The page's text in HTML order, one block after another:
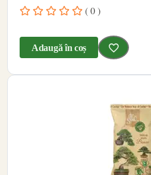
( 0 )
Adaugă în coș